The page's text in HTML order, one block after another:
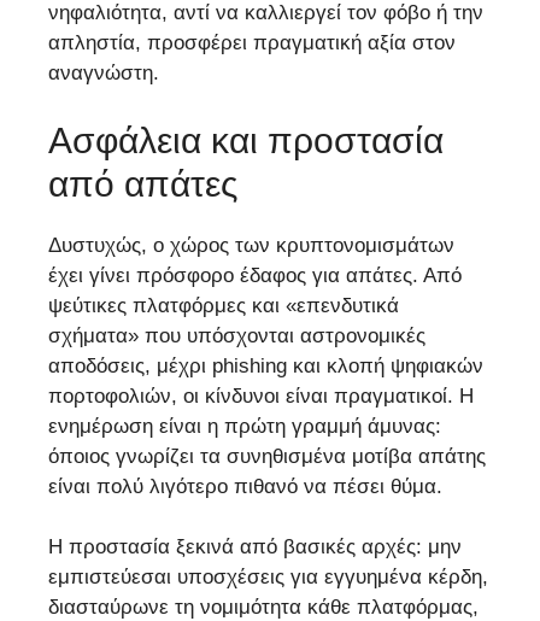
νηφαλιότητα, αντί να καλλιεργεί τον φόβο ή την
απληστία, προσφέρει πραγματική αξία στον
αναγνώστη.
Ασφάλεια και προστασία
από απάτες
Δυστυχώς, ο χώρος των κρυπτονομισμάτων
έχει γίνει πρόσφορο έδαφος για απάτες. Από
ψεύτικες πλατφόρμες και «επενδυτικά
σχήματα» που υπόσχονται αστρονομικές
αποδόσεις, μέχρι phishing και κλοπή ψηφιακών
πορτοφολιών, οι κίνδυνοι είναι πραγματικοί. Η
ενημέρωση είναι η πρώτη γραμμή άμυνας:
όποιος γνωρίζει τα συνηθισμένα μοτίβα απάτης
είναι πολύ λιγότερο πιθανό να πέσει θύμα.
Η προστασία ξεκινά από βασικές αρχές: μην
εμπιστεύεσαι υποσχέσεις για εγγυημένα κέρδη,
διασταύρωνε τη νομιμότητα κάθε πλατφόρμας,